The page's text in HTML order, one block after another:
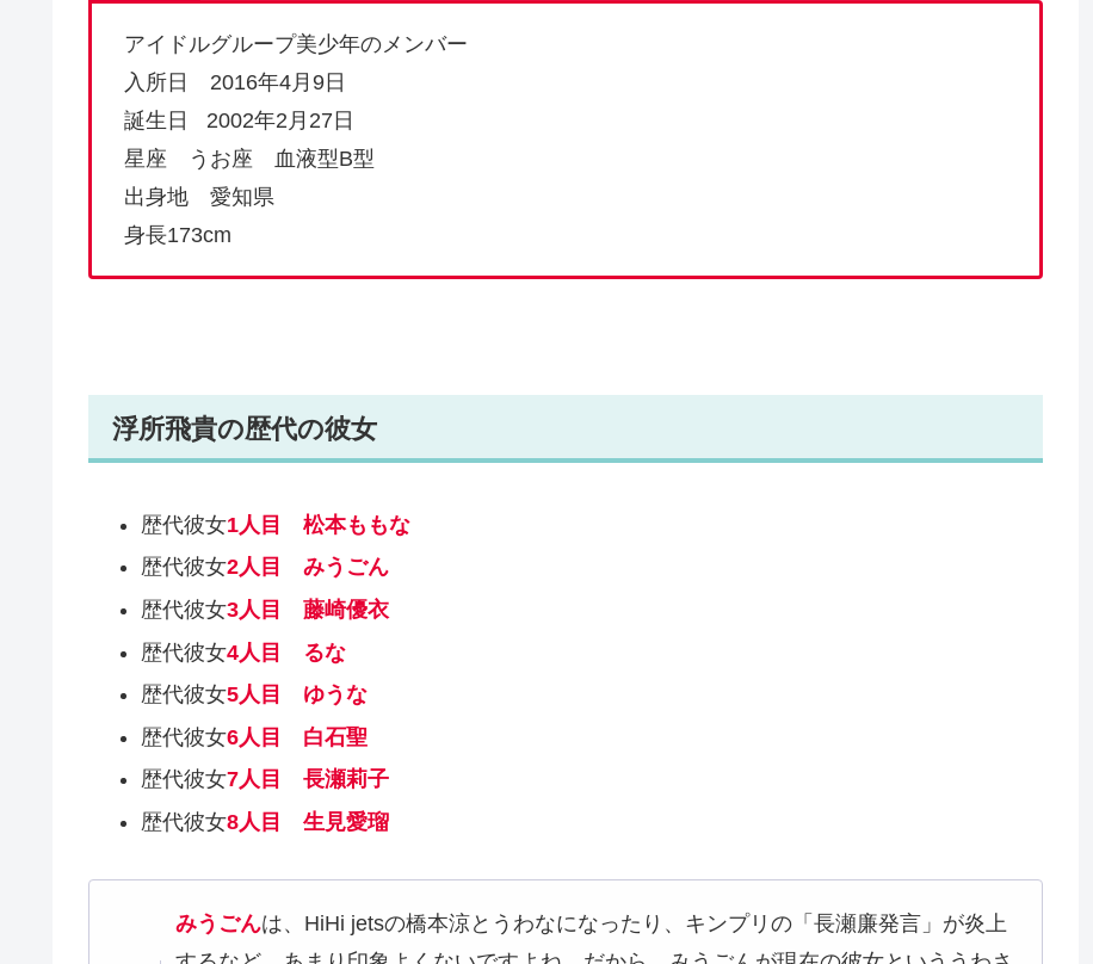
アイドルグループ美少年のメンバー
入所日 2016年4月9日
誕生日 2002年2月27日
星座 うお座 血液型B型
出身地 愛知県
身長173cm
浮所飛貴の歴代の彼女
歴代彼女1人目 松本ももな
歴代彼女2人目 みうごん
歴代彼女3人目 藤崎優衣
歴代彼女4人目 るな
歴代彼女5人目 ゆうな
歴代彼女6人目 白石聖
歴代彼女7人目 長瀬莉子
歴代彼女8人目 生見愛瑠
みうごんは、HiHi jetsの橋本涼とうわなになったり、キンプリの「長瀬廉発言」が炎上